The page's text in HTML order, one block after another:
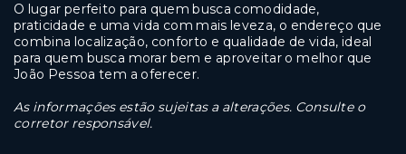
O lugar perfeito para quem busca comodidade,
praticidade e uma vida com mais leveza, o endereço que
combina localização, conforto e qualidade de vida, ideal
para quem busca morar bem e aproveitar o melhor que
João Pessoa tem a oferecer.
As informações estão sujeitas a alterações. Consulte o
corretor responsável.